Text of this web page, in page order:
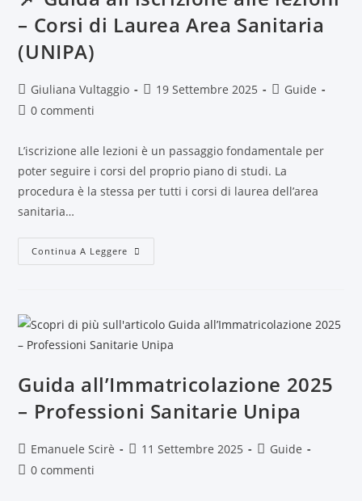
– Corsi di Laurea Area Sanitaria
(UNIPA)
Giuliana Vultaggio 19 Settembre 2025
Guide
0 commenti
L’iscrizione alle lezioni è un passaggio fondamentale per
poter seguire i corsi del proprio piano di studi. La
procedura è la stessa per tutti i corsi di laurea dell’area
sanitaria…
Continua A Leggere
Guida all’Immatricolazione 2025
– Professioni Sanitarie Unipa
Emanuele Scirè 11 Settembre 2025
Guide
0 commenti